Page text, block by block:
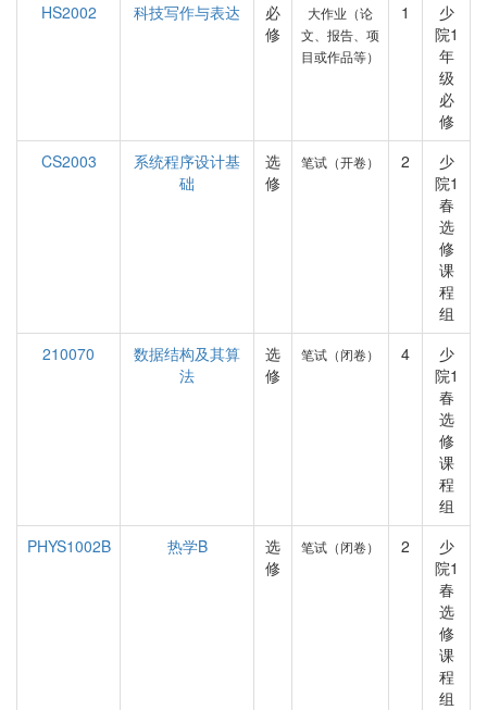
HS2002 科技写作与表达
必
修
大作业（论
文、报告、项
目或作品等）
1
少
院1
年
级
必
修
CS2003
系统程序设计基
础
选
修
笔试（开卷） 2
少
院1
春
选
修
课
程
组
210070
数据结构及其算
法
选
修
笔试（闭卷） 4
少
院1
春
选
修
课
程
组
PHYS1002B
热学B
选
修
笔试（闭卷） 2
少
院1
春
选
修
课
程
组